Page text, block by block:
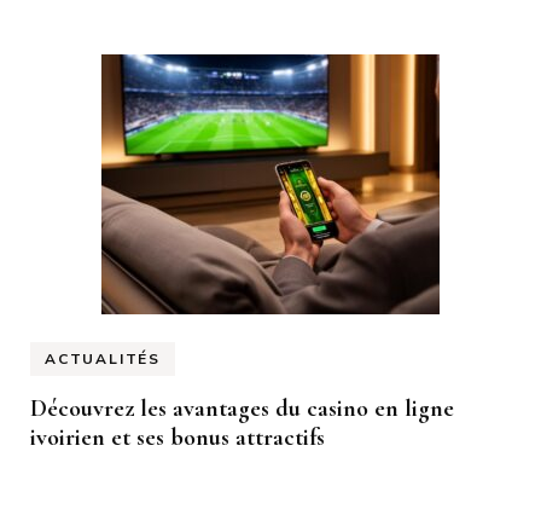
ACTUALITÉS
Découvrez les avantages du casino en ligne
ivoirien et ses bonus attractifs